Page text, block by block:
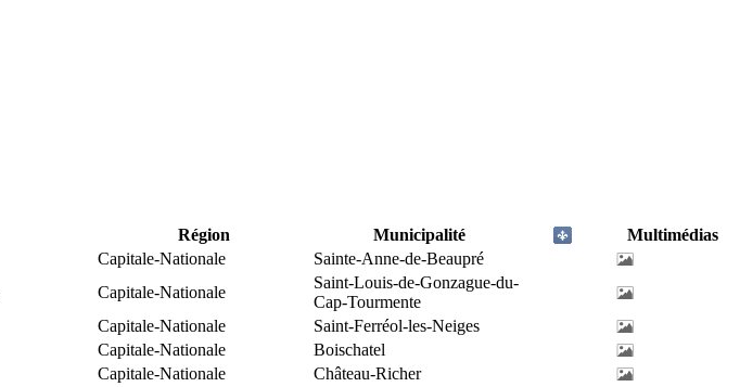
Région Municipalité
Multimédias
Capitale-Nationale
Sainte-Anne-de-Beaupré
Capitale-Nationale
Saint-Louis-de-Gonzague-du-
Cap-Tourmente
Capitale-Nationale
Saint-Ferréol-les-Neiges
Capitale-Nationale
Boischatel
Capitale-Nationale
Château-Richer